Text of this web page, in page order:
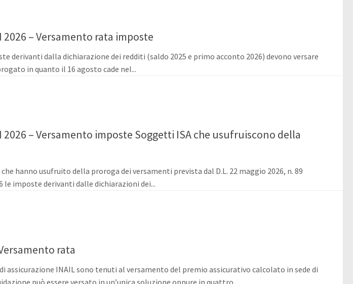
2026 – Versamento rata imposte
derivanti dalla dichiarazione dei redditi (saldo 2025 e primo acconto 2026) devono versare
in quanto il 16 agosto cade nel...
2026 – Versamento imposte Soggetti ISA che usufruiscono della
hanno usufruito della proroga dei versamenti prevista dal D.L. 22 maggio 2026, n. 89
le imposte derivanti dalle dichiarazioni dei...
rata
assicurazione INAIL sono tenuti al versamento del premio assicurativo calcolato in sede di
può essere versato in un’unica soluzione oppure in quattro...